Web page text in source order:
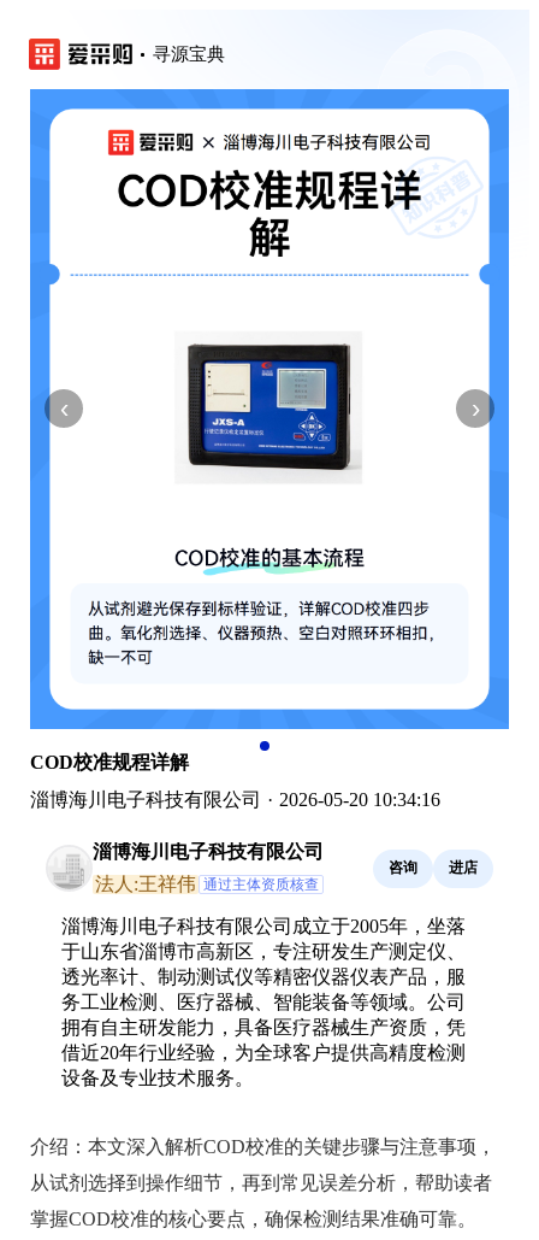
寻源宝典
‹ ›
COD校准规程详解
淄博海川电子科技有限公司 · 2026-05-20 10:34:16
淄博海川电子科技有限公司
法人:王祥伟 通过主体资质核查
咨询 进店
淄博海川电子科技有限公司成立于2005年，坐落
于山东省淄博市高新区，专注研发生产测定仪、
透光率计、制动测试仪等精密仪器仪表产品，服
务工业检测、医疗器械、智能装备等领域。公司
拥有自主研发能力，具备医疗器械生产资质，凭
借近20年行业经验，为全球客户提供高精度检测
设备及专业技术服务。
介绍： 本文深入解析COD校准的关键步骤与注意事项，
从试剂选择到操作细节，再到常见误差分析，帮助读者
掌握COD校准的核心要点，确保检测结果准确可靠。